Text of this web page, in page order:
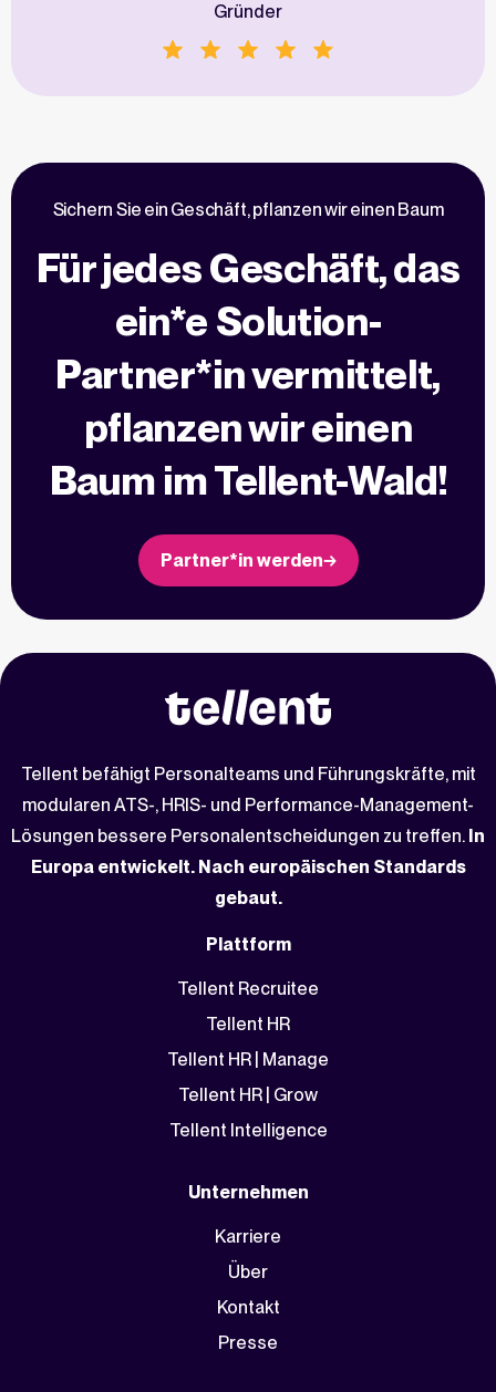
Gründer
Sichern Sie ein Geschäft, pflanzen wir einen Baum
Für jedes Geschäft, das
ein*e Solution-
Partner*in vermittelt,
pflanzen wir einen
Baum im Tellent-Wald!
Partner*in werden
Tellent befähigt Personalteams und Führungskräfte, mit
modularen ATS-, HRIS- und Performance-Management-
Lösungen bessere Personalentscheidungen zu treffen. In
Europa entwickelt. Nach europäischen Standards
gebaut.
Plattform
Tellent Recruitee
Tellent HR
Tellent HR | Manage
Tellent HR | Grow
Tellent Intelligence
Unternehmen
Karriere
Über
Kontakt
Presse